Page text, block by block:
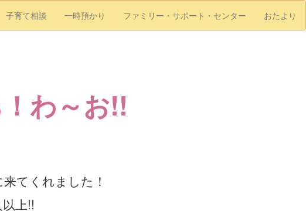
子育て相談 一時預かり ファミリー・サポート・センター おたより
わ～お!!
てくれました！
上!!